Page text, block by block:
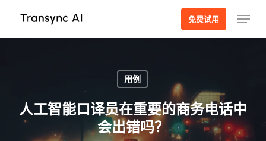
主
免费试用 菜单
用例
人工智能口译员在重要的商务电话中
会出错吗？